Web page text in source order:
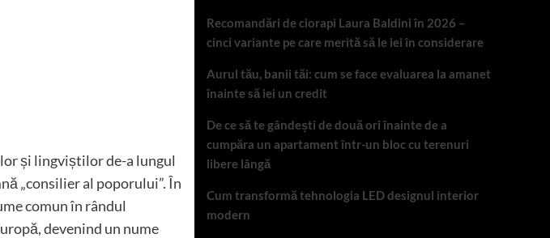
și lingviștilor de-a lungul
„consilier al poporului”. În
comun în rândul
devenind un nume
Recomandări de ciorapi Laura Baldini în 2026 –
cinci variante pe care merită să le iei în considerare
Aurul tău, banii tăi: cum se face evaluarea la amanet
înainte să iei un credit
De ce să te gândești de două ori înainte de a
cumpăra un apartament într-un bloc cu terenuri
libere lângă
Cum transformă tehnologia LED designul interior
modern